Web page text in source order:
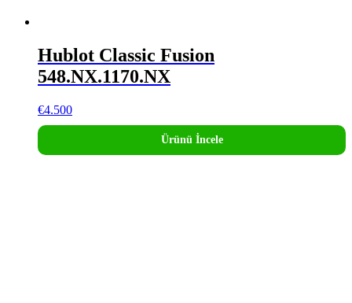
Hublot Classic Fusion
548.NX.1170.NX
€4.500
Ürünü İncele